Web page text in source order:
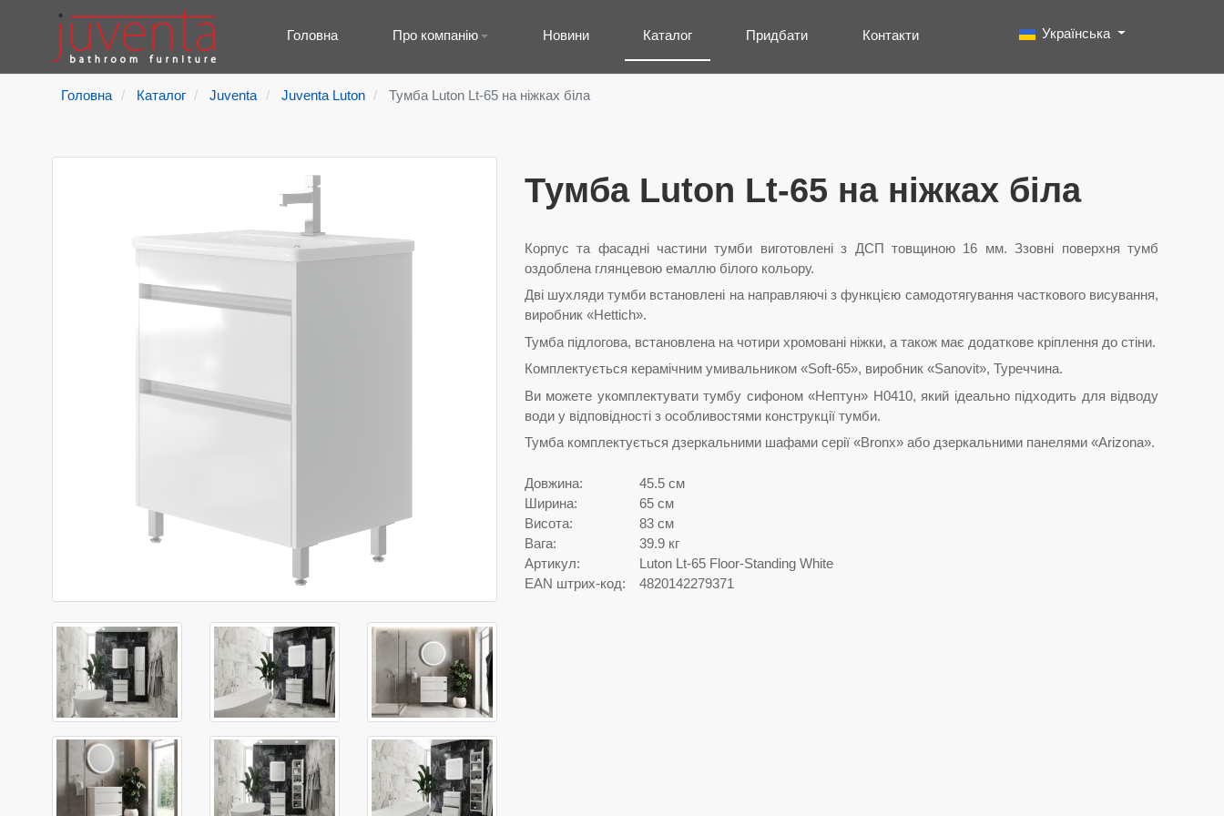
Головна Про компанію Новини Каталог Придбати Контакти
Пошук
Type 2 or more characters for results.
Виберіть свою мову
Українська
Головна Каталог Juventa Juventa Luton Тумба Luton Lt-65 на ніжках біла
Тумба Luton Lt-65 на ніжках біла
Корпус та фасадні частини тумби виготовлені з ДСП товщиною 16 мм. Ззовні поверхня тумб
оздоблена глянцевою емаллю білого кольору.
Дві шухляди тумби встановлені на направляючі з функцією самодотягування часткового висування,
виробник «Hettich».
Тумба підлогова, встановлена на чотири хромовані ніжки, а також має додаткове кріплення до стіни.
Комплектується керамічним умивальником «Soft-65», виробник «Sanovit», Туреччина.
Ви можете укомплектувати тумбу сифоном «Нептун» Н0410, який ідеально підходить для відводу
води у відповідності з особливостями конструкції тумби.
Тумба комплектується дзеркальними шафами серії «Bronx» або дзеркальними панелями «Arizona».
Довжина:
45.5 см
Ширина:
65 см
Висота:
83 см
Вага:
39.9 кг
Артикул:
Luton Lt-65 Floor-Standing White
EAN штрих-код:
4820142279371